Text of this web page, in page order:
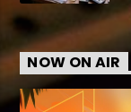
NOW ON AIR